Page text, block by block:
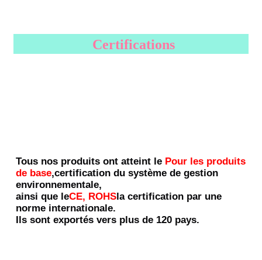
Certifications
Tous nos produits ont atteint le Pour les produits
de base,certification du système de gestion
environnementale,
ainsi que leCE, ROHSla certification par une
norme internationale.
Ils sont exportés vers plus de 120 pays.